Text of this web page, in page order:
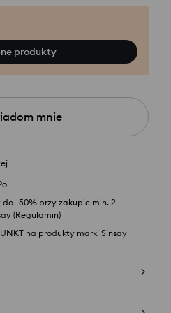
produkty
mnie
-50% przy zakupie min. 2
(Regulamin)
na produkty marki Sinsay